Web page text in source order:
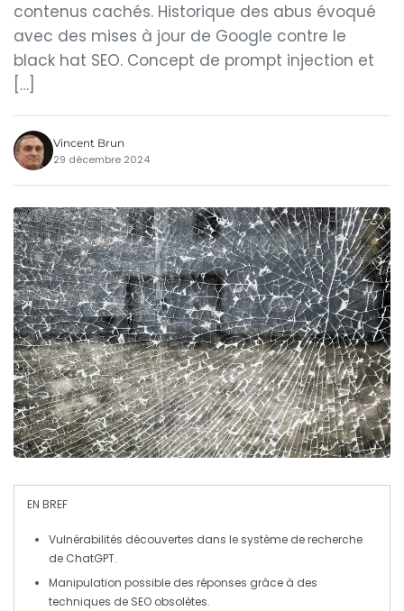
contenus cachés. Historique des abus évoqué
avec des mises à jour de Google contre le
black hat SEO. Concept de prompt injection et
[…]
Vincent Brun
29 décembre 2024
EN BREF
Vulnérabilités découvertes dans le système de recherche
de ChatGPT.
Manipulation possible des réponses grâce à des
techniques de SEO obsolètes.